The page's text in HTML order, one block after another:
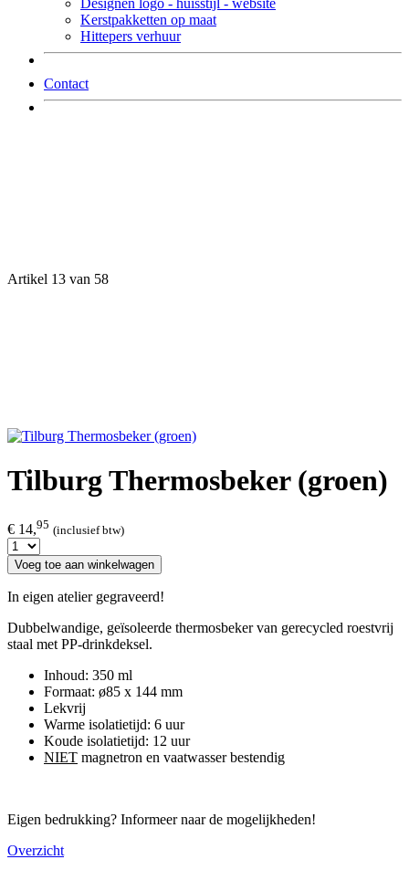
Kerstpakketten op maat
Hittepers verhuur
Contact
Artikel 13 van 58
Tilburg Thermosbeker (groen)
€ 14,95 (inclusief btw)
Voeg toe aan winkelwagen
In eigen atelier gegraveerd!
Dubbelwandige, geïsoleerde thermosbeker van gerecycled roestvrij
staal met PP-drinkdeksel.
Inhoud: 350 ml
Formaat: ø85 x 144 mm
Lekvrij
Warme isolatietijd: 6 uur
Koude isolatietijd: 12 uur
NIET magnetron en vaatwasser bestendig
Eigen bedrukking? Informeer naar de mogelijkheden!
Overzicht